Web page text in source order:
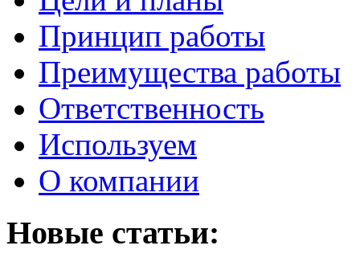
Принцип работы
Преимущества работы
Ответственность
Используем
О компании
Новые статьи: